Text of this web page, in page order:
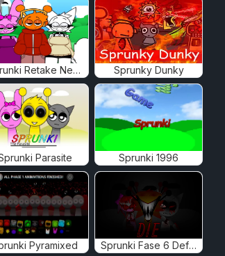
Sprunki Retake New Human Sprunky Dunky
Parasite Sprunki 1996
Pyramixed Sprunki Fase 6 Definitif